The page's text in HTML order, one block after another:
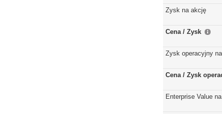
Zysk na akcję
Cena / Zysk
Zysk operacyjny
Cena / Zysk
Enterprise Value